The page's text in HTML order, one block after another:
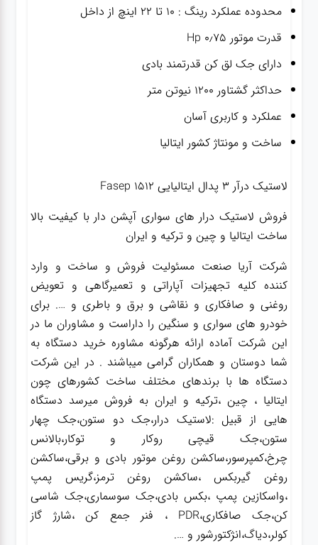
محدوده عملکرد رینگ : ۱۰ تا ۲۲ اینچ از داخل
قدرت موتور ۰٫۷۵ Hp
دارای جک لق کن قدرتمند بادی
حداکثر گشتاور ۱۲۰۰ نیوتن متر
عملکرد و کاربری آسان
ساخت و مونتاژ کشور ایتالیا
لاستیک درآر ۳ پدال ایتالیایی Fasep 1512
فروش لاستیک درار های سواری آپشن دار با کیفیت بالا
ساخت ایتالیا و چین و ترکیه و ایران
شرکت آریا صنعت مسئولیت فروش و ساخت و وارد
کننده کلیه تجهیزات آپاراتی و تعمیرگاهی و تعویض
روغنی و صافکاری و نقاشی و برق و باطری و …. برای
خودرو های سواری و سنگین را داراست و مشاوران ما در
این شرکت آماده ارائه هرگونه مشاوره خرید دستگاه به
شما دوستان و همکاران گرامی میباشند . در این شرکت
دستگاه ها با برندهای مختلف ساخت کشورهای چون
ایتالیا ، چین ،ترکیه و ایران به فروش میرسد دستگاه
هایی از قبیل :لاستیک درار،جک دو ستون،جک چهار
ستون،جک قیچی روکار و توکار،بالانس
چرخ،کمپرسور،ساکشن روغن موتور بادی و برقی،ساکشن
روغن گیربکس ،ساکشن روغن ترمز،گریس پمپ
،واسکازین پمپ ،بکس بادی،جک سوسماری،جک شاسی
کن،جک صافکاری،PDR ، فنر جمع کن ،شارژ گاز
کولر،دیاگ،انژکتورشور و ….